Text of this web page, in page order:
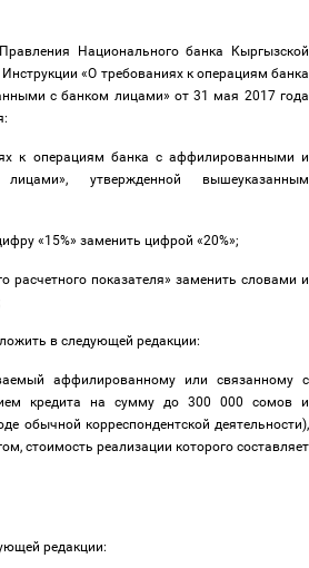
Национального банка Кыргызской
«О требованиях к операциям банка
с банком лицами» от 31 мая 2017 года
к операциям банка с аффилированными и
утвержденной вышеуказанным
«15%» заменить цифрой «20%»;
расчетного показателя» заменить словами и
в следующей редакции:
аффилированному или связанному с
кредита на сумму до 300 000 сомов и
обычной корреспондентской деятельности),
стоимость реализации которого составляет
редакции: